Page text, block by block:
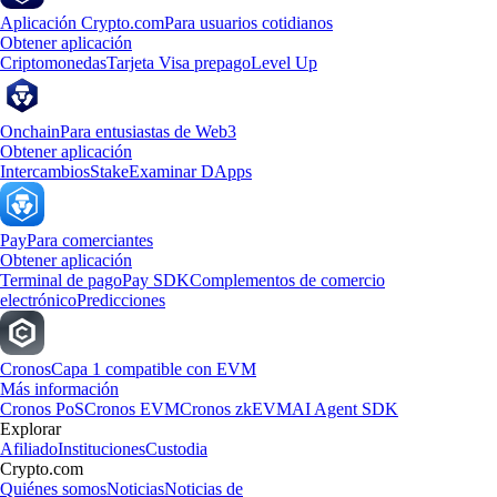
Aplicación Crypto.comPara usuarios cotidianos
Obtener aplicación
CriptomonedasTarjeta Visa prepagoLevel Up
OnchainPara entusiastas de Web3
Obtener aplicación
IntercambiosStakeExaminar DApps
PayPara comerciantes
Obtener aplicación
Terminal de pagoPay SDKComplementos de comercio
electrónicoPredicciones
CronosCapa 1 compatible con EVM
Más información
Cronos PoSCronos EVMCronos zkEVMAI Agent SDK
Explorar
AfiliadoInstitucionesCustodia
Crypto.com
Quiénes somosNoticiasNoticias de